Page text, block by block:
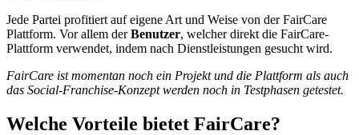
Jede Partei profitiert auf eigene Art und Weise von der FairCare
Plattform. Vor allem derBenutzer, welcher direkt die FairCare-
Plattform verwendet, indem nach Dienstleistungen gesucht wird.
FairCare ist momentan noch ein Projekt und die Plattform als auch
das Social-Franchise-Konzept werden noch in Testphasen getestet.
Welche Vorteile bietet FairCare?